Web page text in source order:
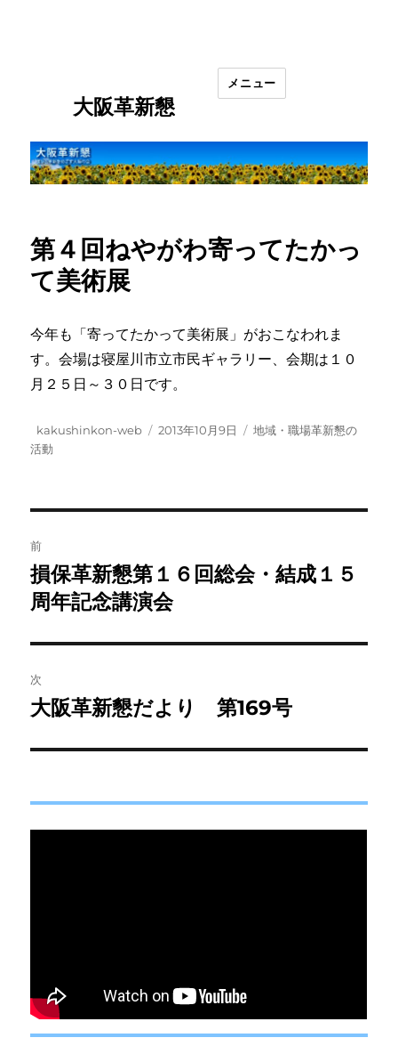
大阪革新懇
メニュー
第４回ねやがわ寄ってたかっ
て美術展
今年も「寄ってたかって美術展」がおこなわれま
す。会場は寝屋川市立市民ギャラリー、会期は１０
月２５日～３０日です。
投
稿
kakushinkon-web
投
2013年10月9日
カ
地域・職場革新懇の
活動
稿
ナ
ビ
ゲ
ー
シ
ン
前
前
の
稿:
損保革新懇第１６回総会・結成１５
周年記念講演会
次
次
投
大阪革新懇だより 第169号